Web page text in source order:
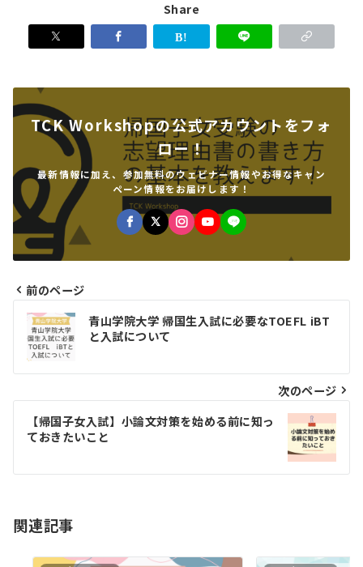
Share
TCK Workshopの公式アカウントをフォ
ロー！
最新情報に加え、参加無料のウェビナー情報やお得なキャン
ペーン情報をお届けします！
投
稿
ナ
ビ
シ
ン
前のページ
青山学院大学 帰国生入試に必要なTOEFL iBT
と入試について
次のページ
【帰国子女入試】小論文対策を始める前に知っ
ておきたいこと
関連記事